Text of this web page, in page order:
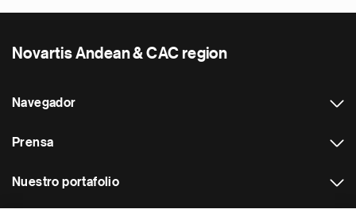
Novartis Andean & CAC region
Navegador
Prensa
Nuestro portafolio